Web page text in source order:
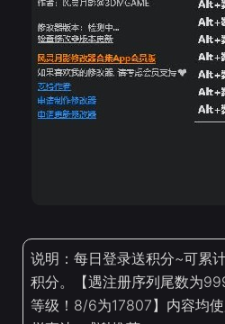
说明：每日登录送积分~可累
积分。【遇注册序列尾数为
等级！8/6为17807】内容均